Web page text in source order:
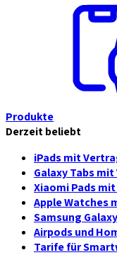
Produkte
Derzeit beliebt
iPads mit
Galaxy Tabs
Xiaomi Pads
Apple Watches
Samsung
Airpods und
Tarife für